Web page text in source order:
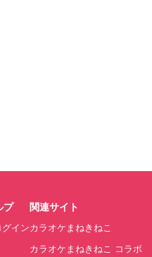
プ
イン
関連サイト
カラオケまねきねこ
カラオケまねきねこ コラボ